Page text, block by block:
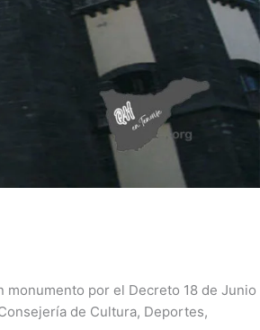
monumento por el Decreto 18 de Junio
de Cultura, Deportes,